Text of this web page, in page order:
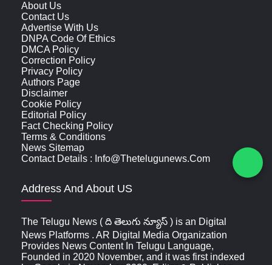
About Us
Contact Us
Advertise With Us
DNPA Code Of Ethics
DMCA Policy
Correction Policy
Privacy Policy
Authors Page
Disclaimer
Cookie Policy
Editorial Policy
Fact Checking Policy
Terms & Conditions
News Sitemap
Contact Details : Info@thetelugunews.com
Address And About US
The Telugu News ( ది తెలుగు న్యూస్‌ ) is an Digital
News Platforms . AR Digital Media Organization
Provides News Content In Telugu Language,
Founded in 2020 November, and it was first indexed